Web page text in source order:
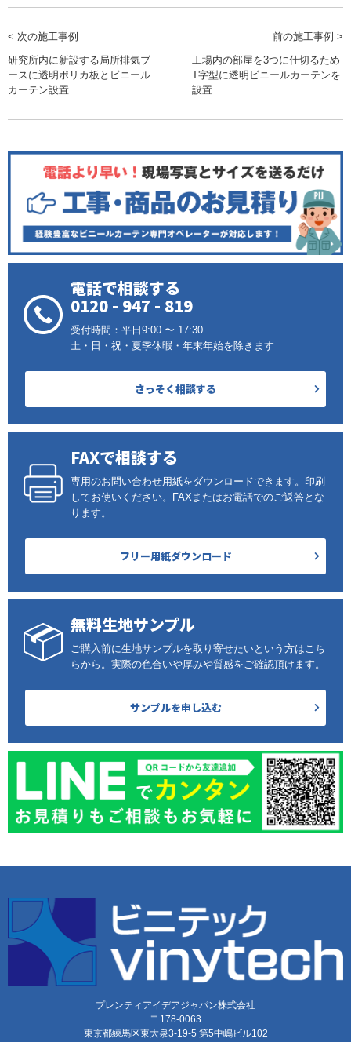
< 次の施工事例
研究所内に新設する局所排気ブ
ースに透明ポリカ板とビニール
カーテン設置
前の施工事例 >
工場内の部屋を3つに仕切るため
T字型に透明ビニールカーテンを
設置
電話で相談する
0120 - 947 - 819
受付時間：平日9:00 〜 17:30
土・日・祝・夏季休暇・年末年始を除きます
さっそく相談する
FAXで相談する
専用のお問い合わせ用紙をダウンロードできます。印刷
してお使いください。FAXまたはお電話でのご返答とな
ります。
フリー用紙ダウンロード
無料生地サンプル
ご購入前に生地サンプルを取り寄せたいという方はこち
らから。実際の色合いや厚みや質感をご確認頂けます。
サンプルを申し込む
プレンティアイデアジャパン株式会社
〒178-0063
東京都練馬区東大泉3-19-5 第5中嶋ビル102